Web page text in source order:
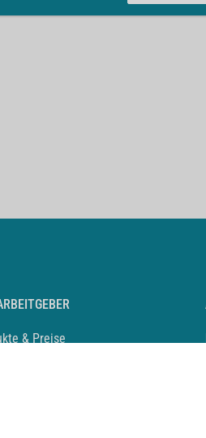
& Preise